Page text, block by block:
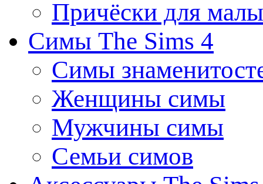
Причёски для
Симы The Sims 4
Симы
Женщины симы
Мужчины симы
Семьи симов